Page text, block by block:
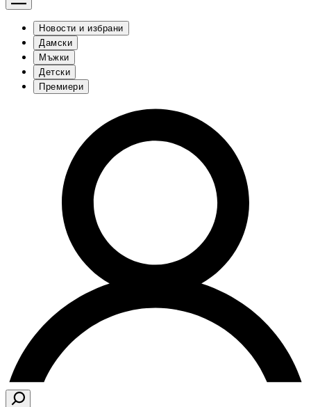
Новости и избрани
Дамски
Мъжки
Детски
Премиери